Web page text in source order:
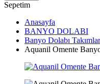
Sepetim
Anasayfa
BANYO DOLABI
Banyo Dolabı
Aquanil Omente